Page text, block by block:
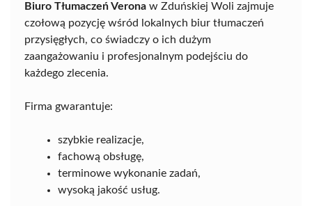
Biuro Tłumaczeń Verona w Zduńskiej Woli zajmuje
czołową pozycję wśród lokalnych biur tłumaczeń
przysięgłych, co świadczy o ich dużym
zaangażowaniu i profesjonalnym podejściu do
każdego zlecenia.
Firma gwarantuje:
szybkie realizacje,
fachową obsługę,
terminowe wykonanie zadań,
wysoką jakość usług.